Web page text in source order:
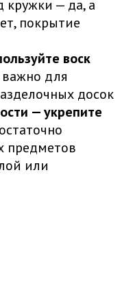
кружки — да, а
покрытие
воск
важно для
досок
— укрепите
предметов
или